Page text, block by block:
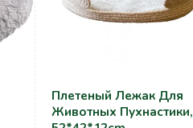
Плетеный Лежак Для
Животных Пухнастики,